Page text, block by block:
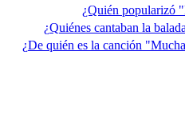
¿Quién popularizó
¿Quiénes cantaban la
¿De quién es la canción